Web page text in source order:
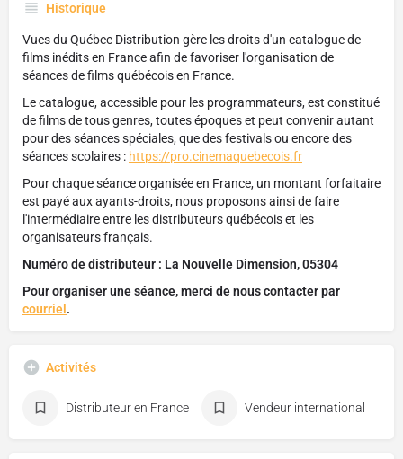
Historique
Vues du Québec Distribution gère les droits d'un catalogue de
films inédits en France afin de favoriser l'organisation de
séances de films québécois en France.
Le catalogue, accessible pour les programmateurs, est constitué
de films de tous genres, toutes époques et peut convenir autant
pour des séances spéciales, que des festivals ou encore des
séances scolaires : https://pro.cinemaquebecois.fr
Pour chaque séance organisée en France, un montant forfaitaire
est payé aux ayants-droits, nous proposons ainsi de faire
l'intermédiaire entre les distributeurs québécois et les
organisateurs français.
Numéro de distributeur : La Nouvelle Dimension, 05304
Pour organiser une séance, merci de nous contacter par
courriel .
Activités
Distributeur en France Vendeur international